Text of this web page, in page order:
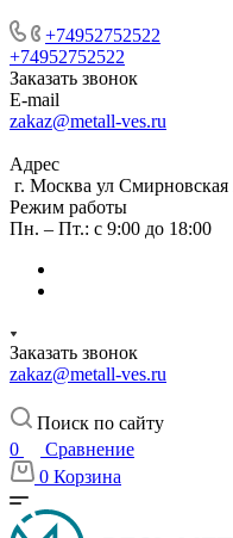
+74952752522
+74952752522
Заказать звонок
E-mail
zakaz@metall-ves.ru
Адрес
г. Москва ул Смирновская
Режим работы
Пн. – Пт.: с 9:00 до 18:00
Заказать звонок
zakaz@metall-ves.ru
Поиск по сайту
0
Сравнение
0 Корзина